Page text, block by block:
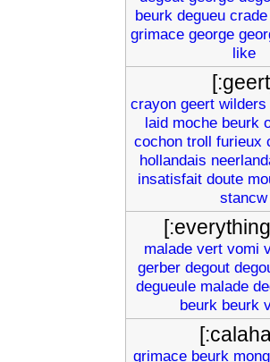
beurk degueu crade
grimace george
like
crayon geert wilders
laid moche beurk
cochon troll furieux
hollandais
insatisfait doute
stancw
malade vert vomi
gerber degout
degueule malade
beurk beurk
grimace beurk